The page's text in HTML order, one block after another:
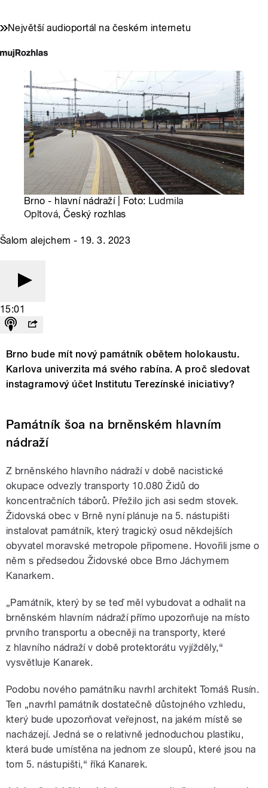
Největší audioportál na českém internetu
Brno - hlavní nádraží | Foto: Ludmila
Opltová, Český rozhlas
Šalom alejchem - 19. 3. 2023
15:01
Brno bude mít nový památník obětem holokaustu.
Karlova univerzita má svého rabína. A proč sledovat
instagramový účet Institutu Terezínské iniciativy?
Památník šoa na brněnském hlavním
nádraží
Z brněnského hlavního nádraží v době nacistické
okupace odvezly transporty 10.080 Židů do
koncentračních táborů. Přežilo jich asi sedm stovek.
Židovská obec v Brně nyní plánuje na 5. nástupišti
instalovat památník, který tragický osud někdejších
obyvatel moravské metropole připomene. Hovořili jsme o
něm s předsedou Židovské obce Brno Jáchymem
Kanarkem.
„Památník, který by se teď měl vybudovat a odhalit na
brněnském hlavním nádraží přímo upozorňuje na místo
prvního transportu a obecněji na transporty, které
z hlavního nádraží v době protektorátu vyjížděly,“
vysvětluje Kanarek.
Podobu nového památníku navrhl architekt Tomáš Rusín.
Ten „navrhl památník dostatečně důstojného vzhledu,
který bude upozorňovat veřejnost, na jakém místě se
nacházejí. Jedná se o relativně jednoduchou plastiku,
která bude umístěna na jednom ze sloupů, které jsou na
tom 5. nástupišti,“ říká Kanarek.